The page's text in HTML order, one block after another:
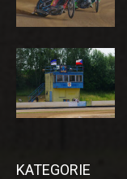
KATEGORIE